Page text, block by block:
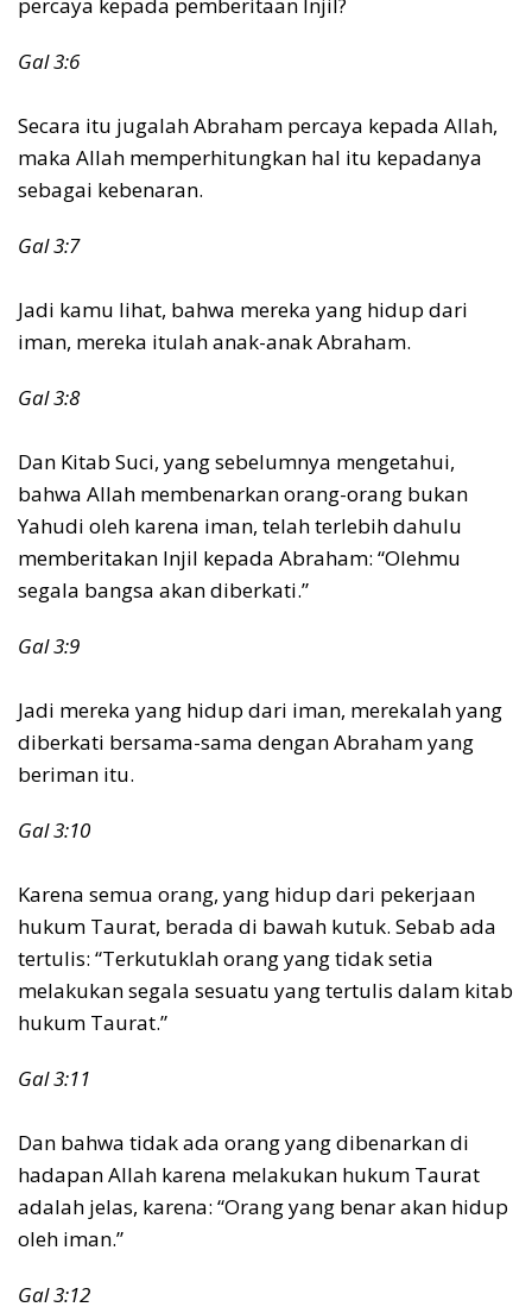
Gal 3:6
Secara itu jugalah Abraham percaya kepada Allah,
maka Allah memperhitungkan hal itu kepadanya
sebagai kebenaran.
Gal 3:7
Jadi kamu lihat, bahwa mereka yang hidup dari
iman, mereka itulah anak-anak Abraham.
Gal 3:8
Dan Kitab Suci, yang sebelumnya mengetahui,
bahwa Allah membenarkan orang-orang bukan
Yahudi oleh karena iman, telah terlebih dahulu
memberitakan Injil kepada Abraham: “Olehmu
segala bangsa akan diberkati.”
Gal 3:9
Jadi mereka yang hidup dari iman, merekalah yang
diberkati bersama-sama dengan Abraham yang
beriman itu.
Gal 3:10
Karena semua orang, yang hidup dari pekerjaan
hukum Taurat, berada di bawah kutuk. Sebab ada
tertulis: “Terkutuklah orang yang tidak setia
melakukan segala sesuatu yang tertulis dalam kitab
hukum Taurat.”
Gal 3:11
Dan bahwa tidak ada orang yang dibenarkan di
hadapan Allah karena melakukan hukum Taurat
adalah jelas, karena: “Orang yang benar akan hidup
oleh iman.”
Gal 3:12